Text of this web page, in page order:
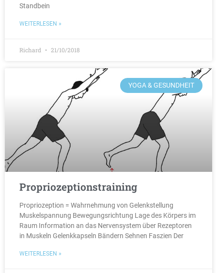
Standbein
WEITERLESEN »
Richard 21/10/2018
YOGA & GESUNDHEIT
Propriozeptionstraining
Propriozeption = Wahrnehmung von Gelenkstellung
Muskelspannung Bewegungsrichtung Lage des Körpers im
Raum Information an das Nervensystem über Rezeptoren
in Muskeln Gelenkkapseln Bändern Sehnen Faszien Der
WEITERLESEN »